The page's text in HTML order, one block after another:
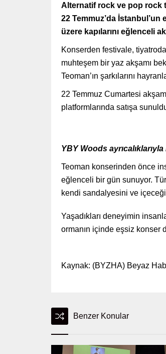
Alternatif rock ve pop rock
22 Temmuz’da
üzere kapılarını eğlenceli
Konserden festivale,
muhteşem bir yaz akşamı
Teoman’ın şarkılarını
22 Temmuz Cumartesi
platformlarında satışa
YBY Woods
Teoman konserinden önce
eğlenceli bir gün sunuyor.
kendi sandalyesini ve
Yaşadıkları deneyimin
ormanın içinde eşsiz konser
Kaynak: (BYZHA) Beyaz
Benzer Konular